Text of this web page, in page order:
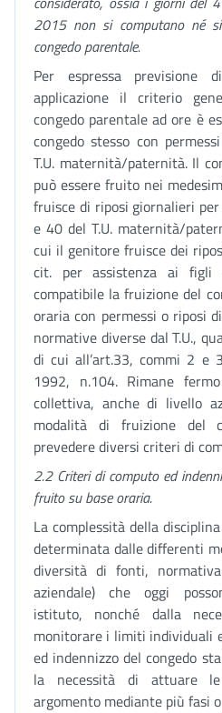
2015 non si computano né
congedo parentale.
Per espressa previsione
applicazione il criterio
congedo parentale ad ore è
congedo stesso con
T.U. maternità/paternità. Il
può essere fruito nei
fruisce di riposi giornalieri
e 40 del T.U. maternità/
cui il genitore fruisce dei
cit. per assistenza ai figli
compatibile la fruizione del
oraria con permessi o riposi
normative diverse dal T.U.,
di cui all’art.33, commi 2 e
1992, n.104. Rimane
collettiva, anche di livello
modalità di fruizione del
prevedere diversi criteri di
2.2 Criteri di computo ed
fruito su base oraria.
La complessità della
determinata dalle differenti
diversità di fonti,
aziendale) che oggi
istituto, nonché dalla
monitorare i limiti individuali
ed indennizzo del congedo
la necessità di attuare
argomento mediante più fasi